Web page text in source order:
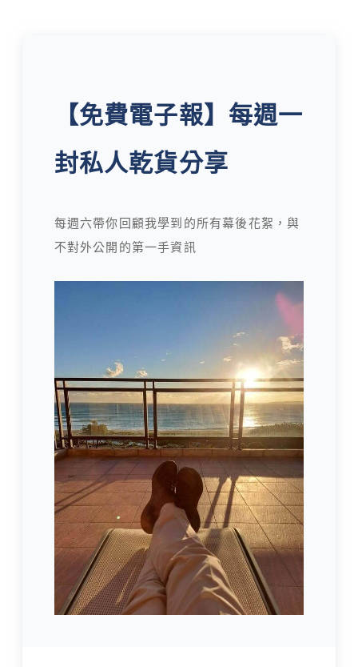
【免費電子報】每週一
封私人乾貨分享
每週六帶你回顧我學到的所有幕後花絮，與
不對外公開的第一手資訊